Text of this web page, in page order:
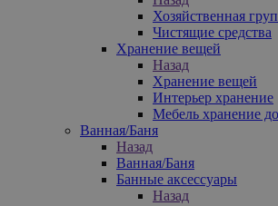
Хозяйственная
Чистящие средства
Хранение вещей
Назад
Хранение вещей
Интерьер хранение
Мебель хранение
Ванная/Баня
Назад
Ванная/Баня
Банные аксессуары
Назад